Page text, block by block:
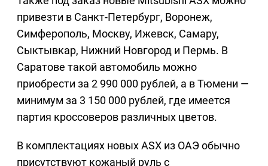
привезти в Санкт-Петербург, Воронеж,
Симферополь, Москву, Ижевск, Самару,
Сыктывкар, Нижний Новгород и Пермь. В
Саратове такой автомобиль можно
приобрести за 2 990 000 рублей, а в Тюмени —
минимум за 3 150 000 рублей, где имеется
партия кроссоверов различных цветов.
В комплектациях новых ASX из ОАЭ обычно
присутствуют кожаный руль с